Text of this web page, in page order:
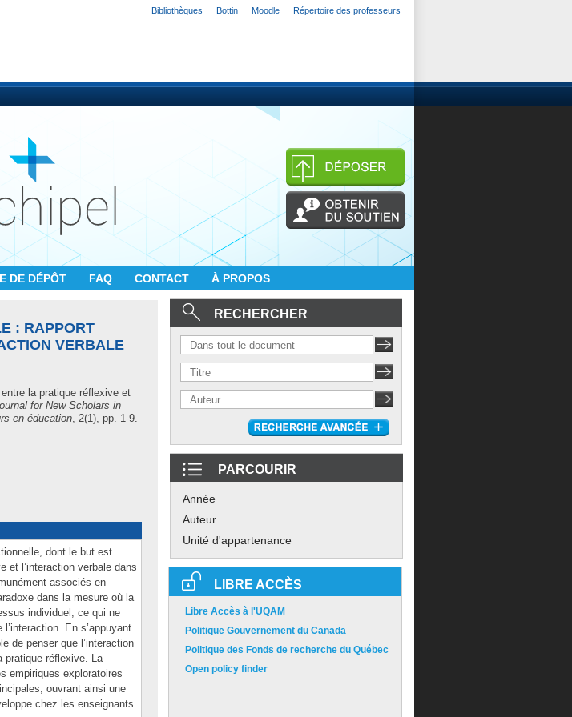
Bibliothèques Bottin Moodle Répertoire des professeurs
DE DÉPÔT FAQ CONTACT À PROPOS
: RAPPORT
VERBALE
la pratique réflexive et
for New Scholars in
en éducation, 2(1), pp. 1-9.
dont le but est
et l’interaction verbale dans
associés en
dans la mesure où la
individuel, ce qui ne
En s’appuyant
de penser que l’interaction
pratique réflexive. La
empiriques exploratoires
ouvrant ainsi une
chez les enseignants
RECHERCHER
PARCOURIR
Année
Auteur
Unité d'appartenance
LIBRE ACCÈS
Libre Accès à l'UQAM
Politique Gouvernement du Canada
Politique des Fonds de recherche du Québec
Open policy finder